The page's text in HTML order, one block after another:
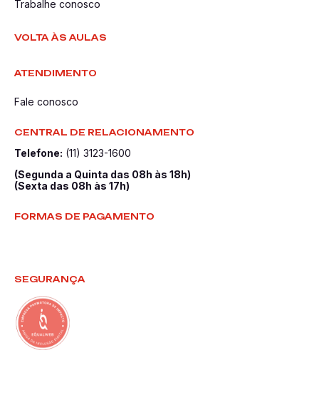
Trabalhe conosco
VOLTA ÀS AULAS
ATENDIMENTO
Fale conosco
CENTRAL DE RELACIONAMENTO
Telefone: (11) 3123-1600
(Segunda a Quinta das 08h às 18h)
(Sexta das 08h às 17h)
FORMAS DE PAGAMENTO
SEGURANÇA